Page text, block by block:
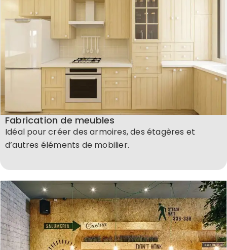
Fabrication de meubles
Idéal pour créer des armoires, des étagères et
d’autres éléments de mobilier.